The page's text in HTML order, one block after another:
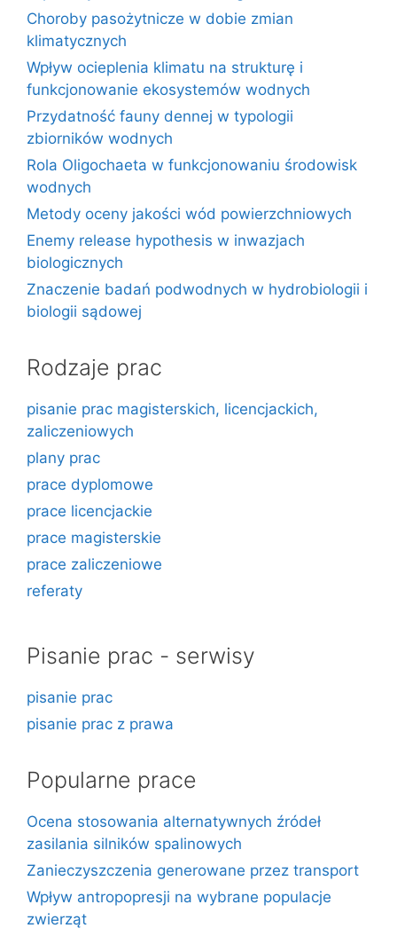
Choroby pasożytnicze w dobie zmian
klimatycznych
Wpływ ocieplenia klimatu na strukturę i
funkcjonowanie ekosystemów wodnych
Przydatność fauny dennej w typologii
zbiorników wodnych
Rola Oligochaeta w funkcjonowaniu środowisk
wodnych
Metody oceny jakości wód powierzchniowych
Enemy release hypothesis w inwazjach
biologicznych
Znaczenie badań podwodnych w hydrobiologii i
biologii sądowej
Rodzaje prac
pisanie prac magisterskich, licencjackich,
zaliczeniowych
plany prac
prace dyplomowe
prace licencjackie
prace magisterskie
prace zaliczeniowe
referaty
Pisanie prac - serwisy
pisanie prac
pisanie prac z prawa
Popularne prace
Ocena stosowania alternatywnych źródeł
zasilania silników spalinowych
Zanieczyszczenia generowane przez transport
Wpływ antropopresji na wybrane populacje
zwierząt